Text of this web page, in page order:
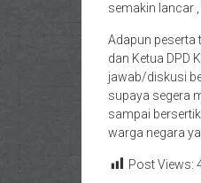
semakin lancar
Adapun peserta
dan Ketua DPD
jawab/diskusi
supaya segera
sampai
warga negara
Post Views: